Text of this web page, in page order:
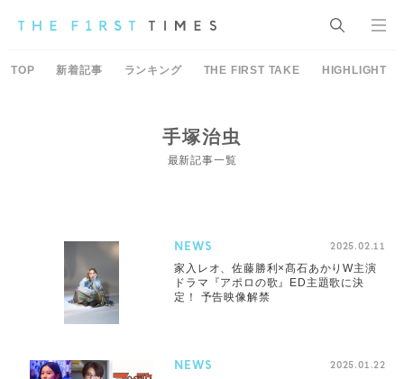
TOP 新着記事 ランキング THE FIRST TAKE HIGHLIGHT
手塚治虫
最新記事一覧
NEWS 2025.02.11
家入レオ、佐藤勝利×髙石あかりW主演
ドラマ『アポロの歌』ED主題歌に決
定！ 予告映像解禁
NEWS 2025.01.22